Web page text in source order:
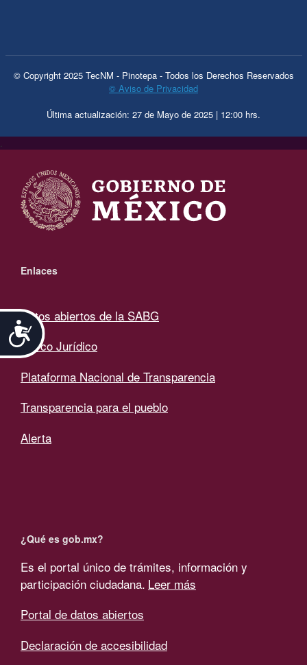
Accesibilidad
© Copyright 2025 TecNM - Pinotepa - Todos los Derechos Reservados
© Aviso de Privacidad
Última actualización: 27 de Mayo de 2025 | 12:00 hrs.
Enlaces
Datos abiertos de la SABG
Marco Jurídico
Plataforma Nacional de Transparencia
Transparencia para el pueblo
Alerta
¿Qué es gob.mx?
Es el portal único de trámites, información y
participación ciudadana. Leer más
Portal de datos abiertos
Declaración de accesibilidad